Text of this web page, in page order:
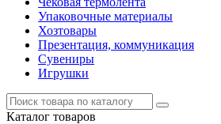
Упаковочные материалы
Хозтовары
Презентация, коммуникация
Сувениры
Игрушки
Каталог товаров